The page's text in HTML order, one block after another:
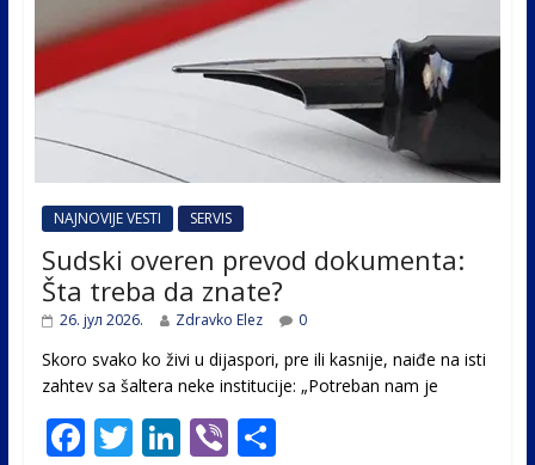
NAJNOVIJE VESTI SERVIS
Sudski overen prevod dokumenta:
Šta treba da znate?
26. јул 2026. Zdravko Elez 0
Skoro svako ko živi u dijaspori, pre ili kasnije, naiđe na isti
zahtev sa šaltera neke institucije: „Potreban nam je
F T Li Vi S